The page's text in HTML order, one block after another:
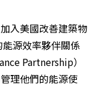
入美國改善建築物
源效率夥伴關係
Partnership）
理他們的能源使